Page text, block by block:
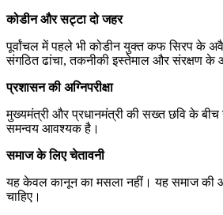
कोडीन और सट्टा दो जहर
पूर्वांचल में पहले भी कोडीन युक्त कफ सिरप के
संगठित ढांचा, तकनीकी इस्तेमाल और संरक्षण के
प्रशासन की अग्निपरीक्षा
मुख्यमंत्री और प्रधानमंत्री की सख्त छवि के बीच
समन्वय आवश्यक है।
समाज के लिए चेतावनी
यह केवल कानून का मसला नहीं। यह समाज की
चाहिए।